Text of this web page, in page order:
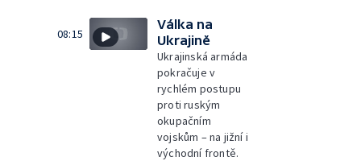
08:15
Válka na
Ukrajině
Ukrajinská armáda
pokračuje v
rychlém postupu
proti ruským
okupačním
vojskům – na jižní i
východní frontě.